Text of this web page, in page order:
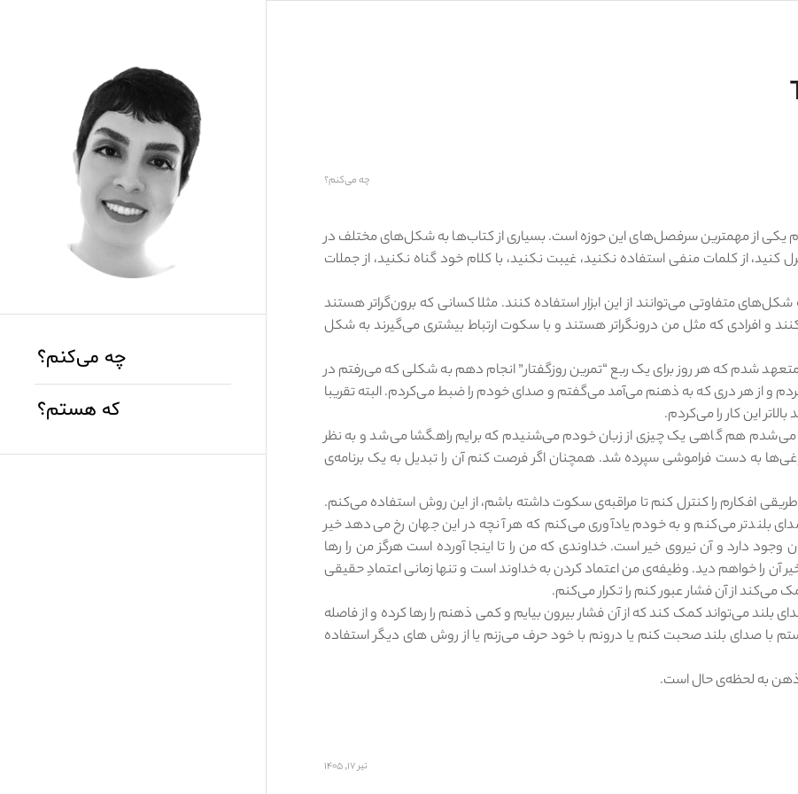
چه می‌کنم؟
که هستم؟
چه می‌کنم؟
یکی از مهمترین سرفصل‌های این حوزه است. بسیاری از کتاب‌ها به شکل‌های مختلف در
کنید، از کلمات منفی استفاده نکنید، غیبت نکنید، با کلام خود گناه نکنید، از جملات
متفاوتی می‌توانند از این ابزار استفاده کنند. مثلا کسانی که برون‌گراتر هستند
و افرادی که مثل من درونگراتر هستند و با سکوت ارتباط بیشتری می‌گیرند به شکل
شدم که هر روز برای یک ربع “تمرین روزگفتار” انجام دهم به شکلی که می‌رفتم در
و از هر دری که به ذهنم می‌آمد می‌گفتم و صدای خودم را ضبط می‌کردم. البته تقریبا
این کار را می‌کردم.
هم گاهی یک چیزی از زبان خودم می‌شنیدم که برایم راهگشا می‌شد و به نظر
به دست فراموشی سپرده شد. همچنان اگر فرصت کنم آن را تبدیل به یک برنامه‌ی
افکارم را کنترل کنم تا مراقبه‌ی سکوت داشته باشم، از این روش استفاده می‌کنم.
بلندتر می‌کنم و به خودم یادآوری می‌کنم که هر آنچه در این جهان رخ می‌دهد خیر
دارد و آن نیروی خیر است. خداوندی که من را تا اینجا آورده است هرگز من را رها
را خواهم دید. وظیفه‌ی من اعتماد کردن به خداوند است و تنها زمانی اعتمادِ حقیقی
از آن فشار عبور کنم را تکرار می‌کنم.
می‌تواند کمک کند که از آن فشار بیرون بیایم و کمی ذهنم را رها کرده و از فاصله
با صدای بلند صحبت کنم یا درونم با خود حرف می‌زنم یا از روش های دیگر استفاده
ذهن به لحظه‌ی حال است.
تیر ۱۷, ۱۴۰۵